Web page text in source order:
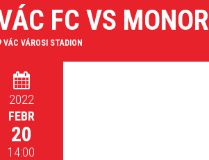
FC VS MONOR
VÁC VÁROSI STADION
2022
FEBR
20
14:00